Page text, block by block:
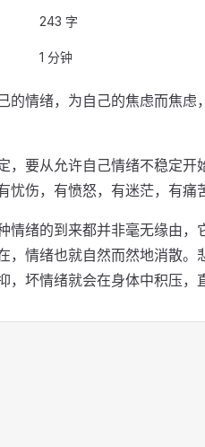
243 字
1 分钟
的情绪，为自己的焦虑而焦
，要从允许自己情绪不稳定
忧伤，有愤怒，有迷茫，有痛
情绪的到来都并非毫无缘由
，情绪也就自然而然地消散
，坏情绪就会在身体中积压，